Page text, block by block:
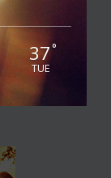
37°
TUE